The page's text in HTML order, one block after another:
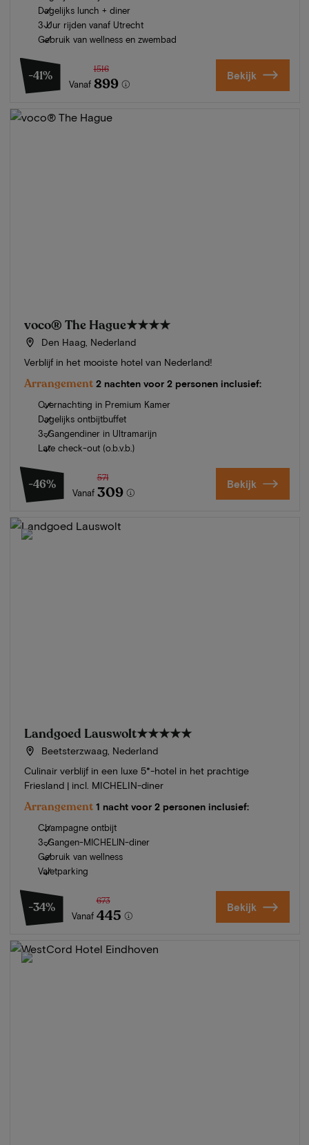
Dagelijks lunch + diner
3 Uur rijden vanaf Utrecht
Gebruik van wellness en zwembad
-41%
Vanaf
1516
899 Bekijk
voco® The Hague★★★★
Den Haag, Nederland
Verblijf in het mooiste hotel van Nederland!
Arrangement 2 nachten voor 2 personen inclusief:
Overnachting in Premium Kamer
Dagelijks ontbijtbuffet
3-Gangendiner in Ultramarijn
Late check-out (o.b.v.b.)
-46%
Vanaf
571
309 Bekijk
Landgoed Lauswolt★★★★★
Beetsterzwaag, Nederland
Culinair verblijf in een luxe 5*-hotel in het prachtige
Friesland | incl. MICHELIN-diner
Arrangement 1 nacht voor 2 personen inclusief:
Champagne ontbijt
3-Gangen-MICHELIN-diner
Gebruik van wellness
Valetparking
-34%
Vanaf
673
445 Bekijk